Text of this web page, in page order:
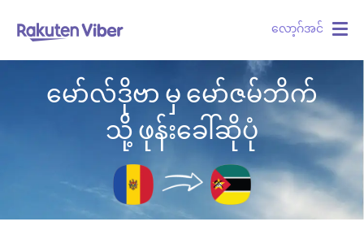
လော့ဂ်အင်
မော်လ်ဒိုဗာ မှ မော်ဇမ်ဘိက်
သို့ ဖုန်းခေါ်ဆိုပုံ